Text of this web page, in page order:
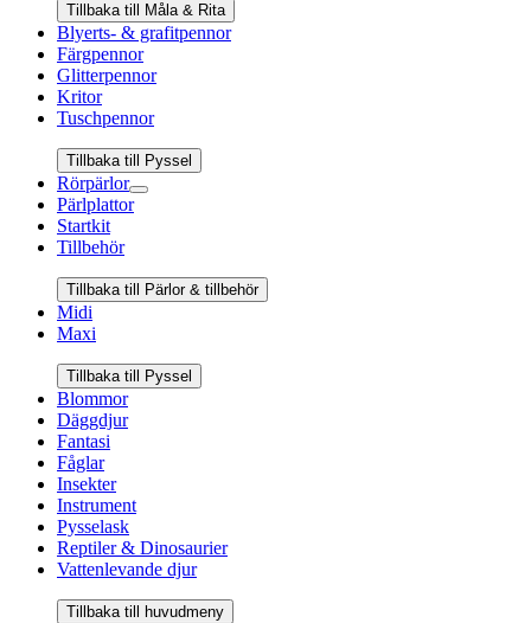
Tillbaka till Måla & Rita
Blyerts- & grafitpennor
Färgpennor
Glitterpennor
Kritor
Tuschpennor
Tillbaka till Pyssel
Rörpärlor
Pärlplattor
Startkit
Tillbehör
Tillbaka till Pärlor & tillbehör
Midi
Maxi
Tillbaka till Pyssel
Blommor
Däggdjur
Fantasi
Fåglar
Insekter
Instrument
Pysselask
Reptiler & Dinosaurier
Vattenlevande djur
Tillbaka till huvudmeny